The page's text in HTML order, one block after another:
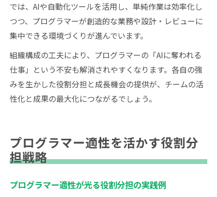
では、AIや自動化ツールを活用し、単純作業は効率化し
つつ、プログラマーが創造的な業務や設計・レビューに
集中できる環境づくりが進んでいます。
組織構成の工夫により、プログラマーの「AIに奪われる
仕事」という不安も解消されやすくなります。各自の強
みを生かした役割分担と成長機会の提供が、チームの活
性化と成果の最大化につながるでしょう。
プログラマー適性を活かす役割分
担戦略
プログラマー適性が光る役割分担の実践例